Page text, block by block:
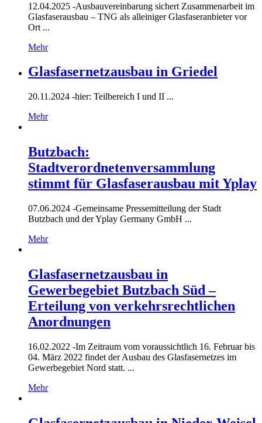
12.04.2025 -Ausbauvereinbarung sichert Zusammenarbeit im
Glasfaserausbau – TNG als alleiniger Glasfaseranbieter vor
Ort ...
Mehr
Glasfasernetzausbau in Griedel
20.11.2024 -hier: Teilbereich I und II ...
Mehr
Butzbach:
Stadtverordnetenversammlung
stimmt für Glasfaserausbau mit Yplay
07.06.2024 -Gemeinsame Pressemitteilung der Stadt
Butzbach und der Yplay Germany GmbH ...
Mehr
Glasfasernetzausbau in
Gewerbegebiet Butzbach Süd –
Erteilung von verkehrsrechtlichen
Anordnungen
16.02.2022 -Im Zeitraum vom voraussichtlich 16. Februar bis
04. März 2022 findet der Ausbau des Glasfasernetzes im
Gewerbegebiet Nord statt. ...
Mehr